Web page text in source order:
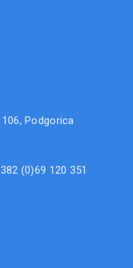
Podgorica
(0)69 120 351